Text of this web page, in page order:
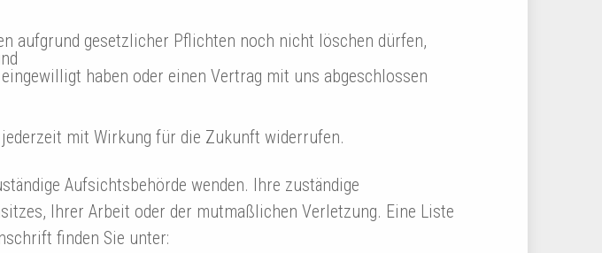
aufgrund gesetzlicher Pflichten noch nicht löschen dürfen,
haben oder einen Vertrag mit uns abgeschlossen
mit Wirkung für die Zukunft widerrufen.
Aufsichtsbehörde wenden. Ihre zuständige
Ihrer Arbeit oder der mutmaßlichen Verletzung. Eine Liste
finden Sie unter: